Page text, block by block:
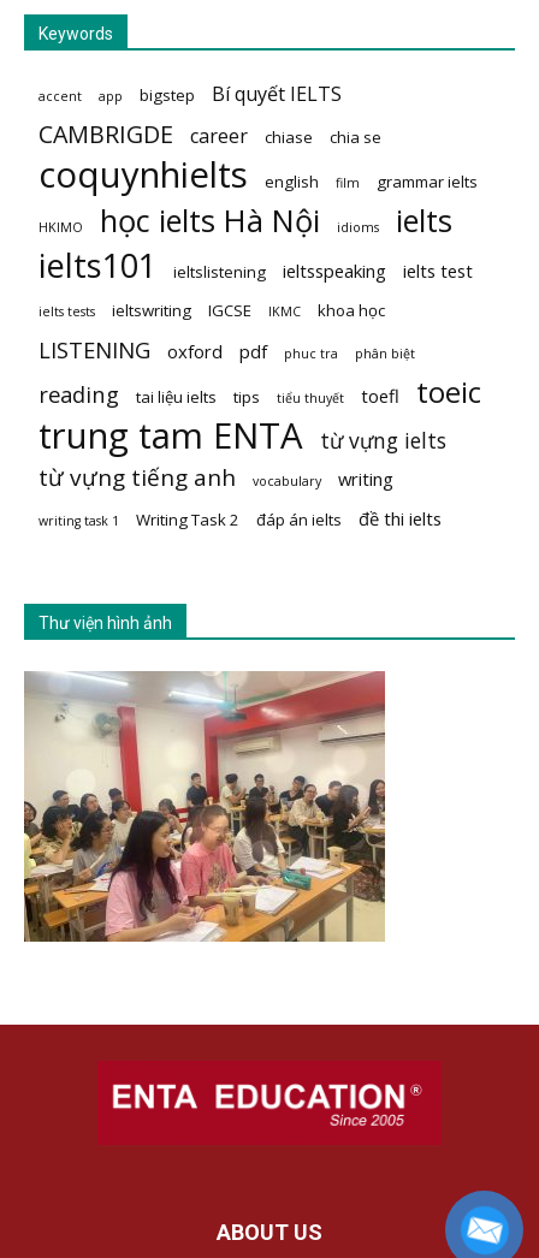
Keywords
accent app bigstep Bí quyết IELTS
CAMBRIGDE career chiase chia se
coquynhielts english film grammar ielts
HKIMO học ielts Hà Nội idioms ielts
ielts101 ieltslistening ieltsspeaking ielts test
ielts tests ieltswriting IGCSE IKMC khoa học
LISTENING oxford pdf phuc tra phân biệt
reading tai liệu ielts tips tiểu thuyết toefl toeic
trung tam ENTA từ vựng ielts
từ vựng tiếng anh vocabulary writing
writing task 1 Writing Task 2 đáp án ielts đề thi ielts
Thư viện hình ảnh
ABOUT US